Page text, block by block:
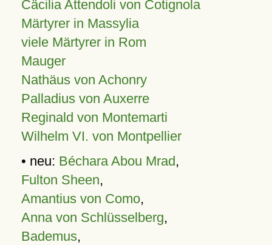
Cäcilia Attendoli von Cotignola
Märtyrer in Massylia
viele Märtyrer in Rom
Mauger
Nathäus von Achonry
Palladius von Auxerre
Reginald von Montemarti
Wilhelm VI. von Montpellier
• neu: Béchara Abou Mrad,
Fulton Sheen,
Amantius von Como,
Anna von Schlüsselberg,
Bademus,